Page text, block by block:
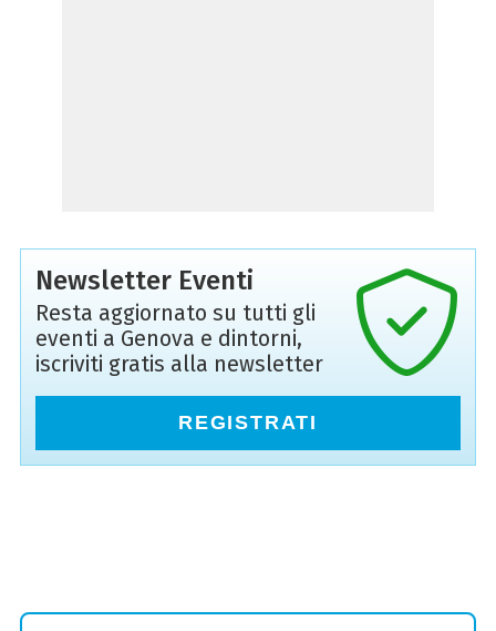
Newsletter Eventi
Resta aggiornato su tutti gli
eventi a Genova e dintorni,
iscriviti gratis alla newsletter
REGISTRATI